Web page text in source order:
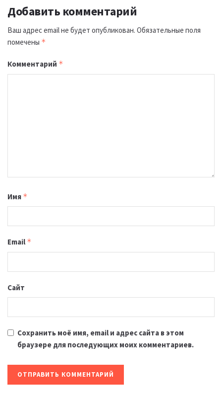
Добавить комментарий
Ваш адрес email не будет опубликован. Обязательные поля
помечены *
Комментарий *
Имя *
Email *
Сайт
Сохранить моё имя, email и адрес сайта в этом
браузере для последующих моих комментариев.